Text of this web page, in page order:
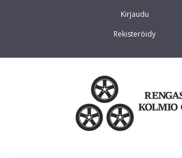
Kirjaudu
Rekisteröidy